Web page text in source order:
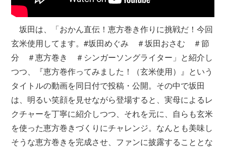
坂田は、「おかん直伝！恵方巻き作りに挑戦だ！今回
玄米使用してます。#坂田めぐみ ＃坂田おさむ ＃節
分 ＃恵方巻き ＃シンガーソングライター」と紹介し
つつ、『恵方巻作ってみました！（玄米使用）』という
タイトルの動画を同日付で投稿・公開。その中で坂田
は、明るい笑顔を見せながら登場すると、実母によるレ
クチャーを丁寧に紹介しつつ、それを元に、自らも玄米
を使った恵方巻きづくりにチャレンジ。なんとも美味し
そうな恵方巻きを完成させ、ファンに披露することとな